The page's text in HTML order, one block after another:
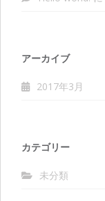
アーカイブ
2017年3月
カテゴリー
未分類